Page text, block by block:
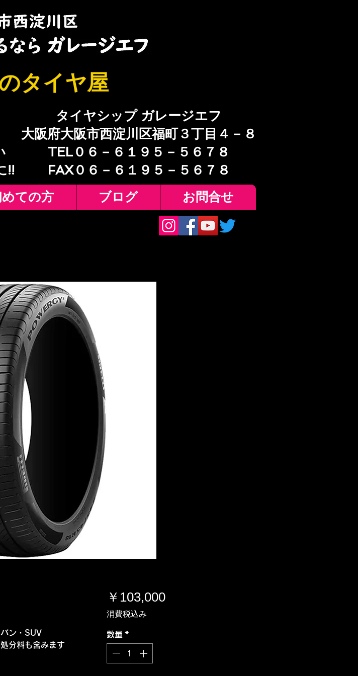
タイヤ屋
!!
​タイヤシップ ガレージエフ
大阪府大阪市西淀川区福町３丁目４－８
TEL０６－６１９５－５６７８
​FAX０６－６１９５－５６７８
ての方 ブログ お問合せ
ン・SUV
分料も含みます
￥103,000価
消費税込み
数量 *